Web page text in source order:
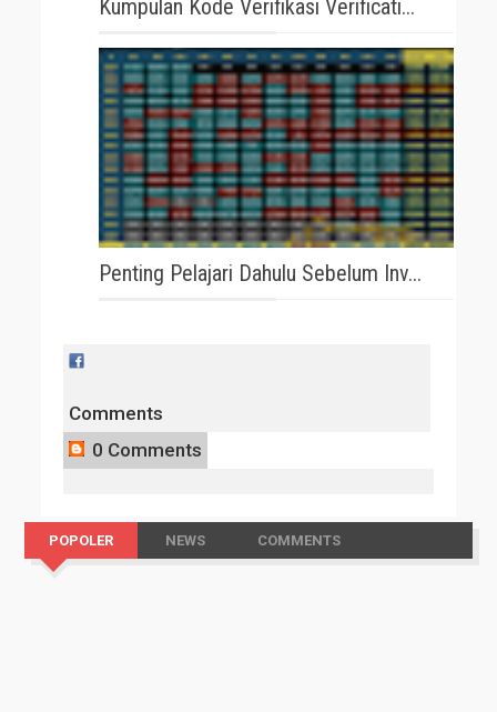
Kumpulan Kode Verifikasi Verificati...
Penting Pelajari Dahulu Sebelum Inv...
Comments
0 Comments
POPOLER NEWS COMMENTS